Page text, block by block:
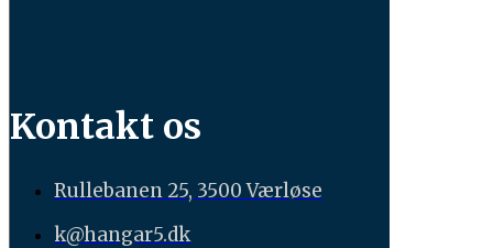
Kontakt os
Rullebanen 25, 3500 Værløse
k@hangar5.dk